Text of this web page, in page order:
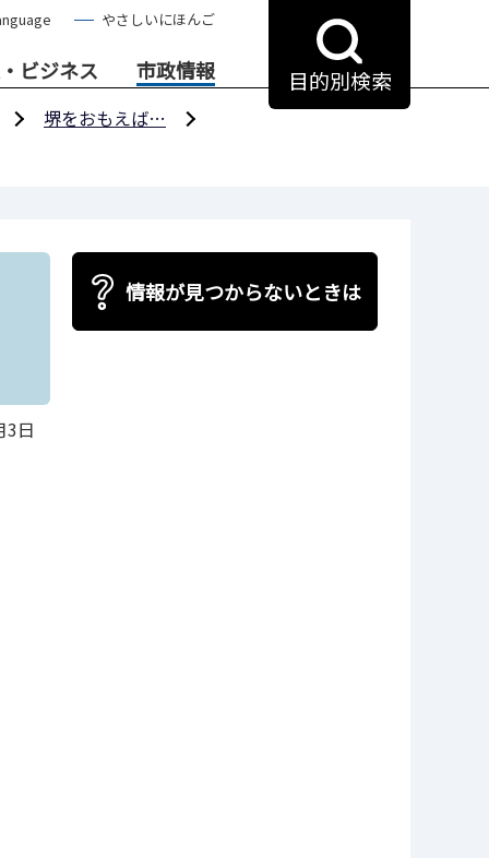
やさしいにほんご
ビジネス 市政情報 目的別検索
堺をおもえば…
3日
情報が見つからないときは